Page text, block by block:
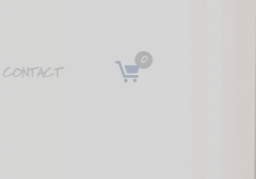
0
CONTACT